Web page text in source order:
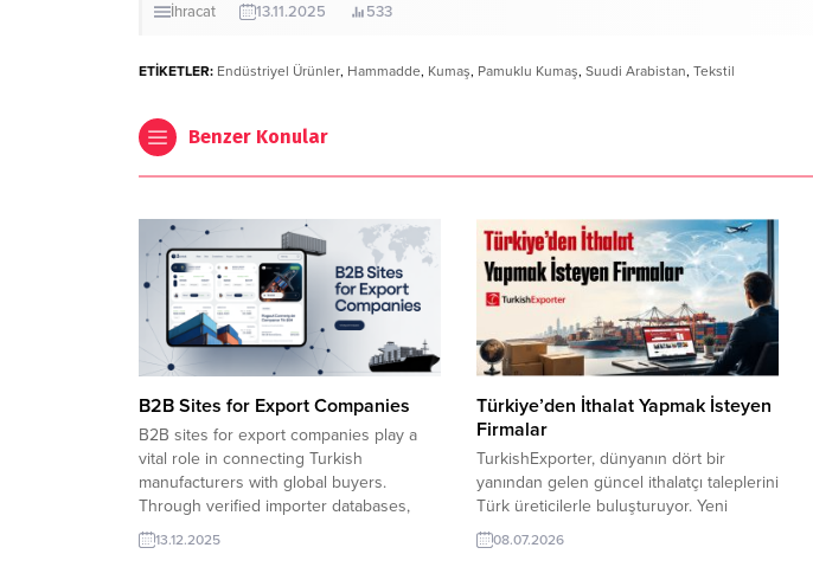
İhracat 13.11.2025 533
ETİKETLER: Endüstriyel Ürünler, Hammadde, Kumaş, Pamuklu Kumaş, Suudi Arabistan, Tekstil
Benzer Konular
B2B Sites for Export Companies
B2B sites for export companies play a
vital role in connecting Turkish
manufacturers with global buyers.
Through verified importer databases,
trade leads, and sector-focused listings,
exporters can promote products, receive
13.12.2025
Türkiye’den İthalat Yapmak İsteyen
Firmalar
TurkishExporter, dünyanın dört bir
yanından gelen güncel ithalatçı taleplerini
Türk üreticilerle buluşturuyor. Yeni
müşteriler bulun, ihracat ağınızı
genişletin ve ürünlerinizi küresel
08.07.2026